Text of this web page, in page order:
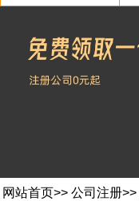
网站首页>> 公司注册>>